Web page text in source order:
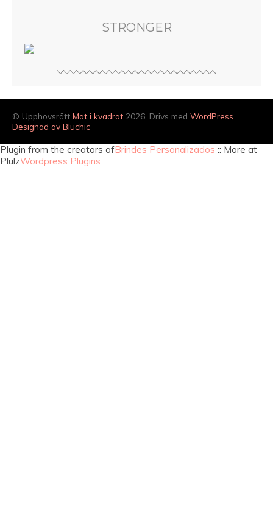
STRONGER
© Upphovsrätt Mat i kvadrat 2026. Drivs med WordPress
Designad av Bluchic
Plugin from the creators ofBrindes Personalizados :: More at
PlulzWordpress Plugins